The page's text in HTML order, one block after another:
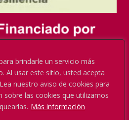
brindarle un servicio más
Al usar este sitio, usted acepta
nuestro aviso de cookies para
las cookies que utilizamos
Más información